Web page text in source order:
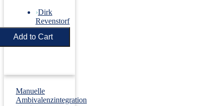
›Dirk
Revenstorf
Price: €5.50
Manuelle
Ambivalenzintegration